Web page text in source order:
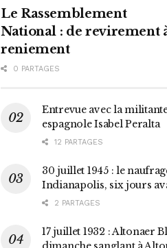
Le Rassemblement
National : de revirement
reniement
0 PARTAGES
Entrevue avec la
espagnole Isabel Peralta
12 PARTAGES
30 juillet 1945 : le
Indianapolis, six jours
2 PARTAGES
17 juillet 1932 : Altonaer